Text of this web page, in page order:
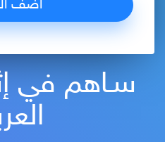
سـاهم في